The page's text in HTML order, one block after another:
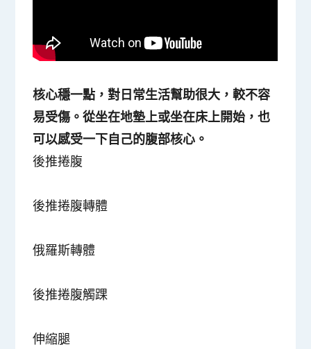
核心穩一點，對日常生活幫助很大，較不容
易受傷。從坐在地墊上或坐在床上開始，也
可以感受一下自己的腹部核心。
後推捲腹
後推捲腹轉體
俄羅斯轉體
後推捲腹觸踝
伸縮腿